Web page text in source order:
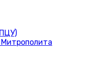
Митрополита